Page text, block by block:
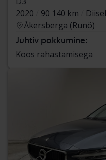
2020
90 140 km
Diisel
Åkersberga (Runö)
Juhtiv pakkumine:
Koos rahastamisega